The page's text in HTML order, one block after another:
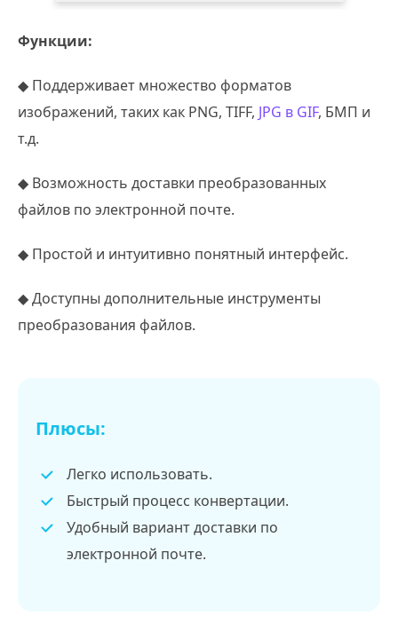
Функции:
◆ Поддерживает множество форматов
изображений, таких как PNG, TIFF, JPG в GIF, БМП и
т.д.
◆ Возможность доставки преобразованных
файлов по электронной почте.
◆ Простой и интуитивно понятный интерфейс.
◆ Доступны дополнительные инструменты
преобразования файлов.
Плюсы:
Легко использовать.
Быстрый процесс конвертации.
Удобный вариант доставки по
электронной почте.